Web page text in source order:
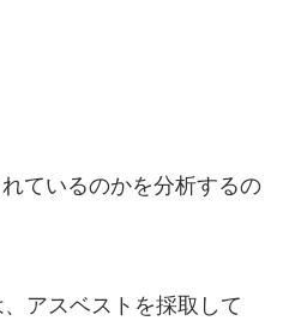
ているのかを分析するの
アスベストを採取して